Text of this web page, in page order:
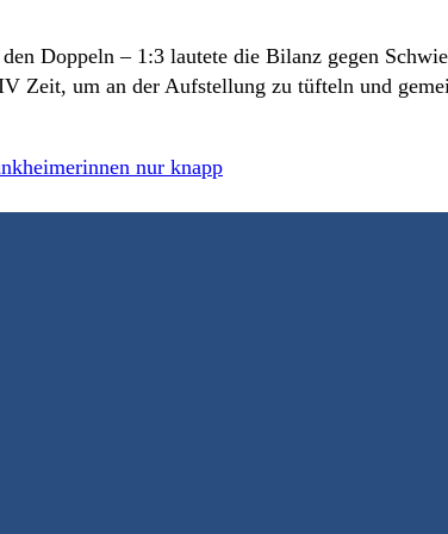
Doppeln – 1:3 lautete die Bilanz gegen
Zeit, um an der Aufstellung zu tüfteln und
nur knapp